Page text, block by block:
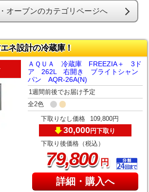
オーブンのカテゴリページへ
ネ設計の冷蔵庫！
ＡＱＵＡ 冷蔵庫 FREEZIA＋ 3ド
ア 262L 右開き ブライトシャン
パン AQR-26A(N)
1週間前後でお届け予定
全2色
下取りなし価格 109,800円
30,000円下取り
下取り後価格（税込）
79,800円
詳細・購入へ